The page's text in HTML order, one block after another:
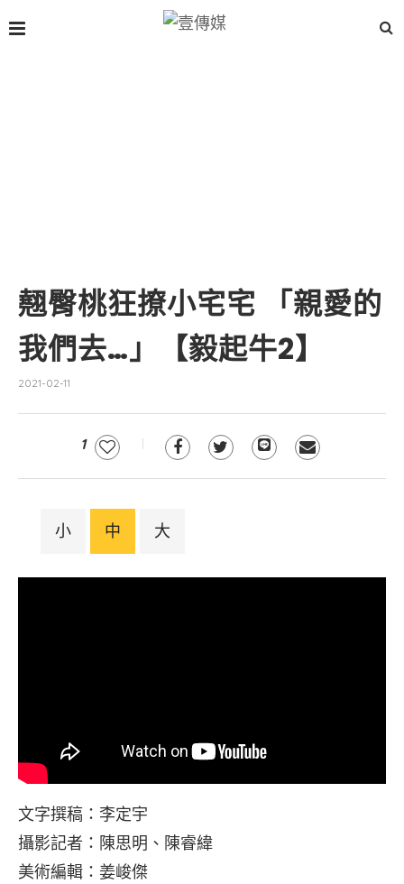
翹臀桃狂撩小宅宅 「親愛的
我們去…」【毅起牛2】
2021-02-11
1
小 中 大
文字撰稿：李定宇
攝影記者：陳思明、陳睿緯
美術編輯：姜峻傑